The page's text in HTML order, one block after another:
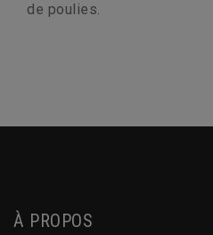
de poulies.
À PROPOS